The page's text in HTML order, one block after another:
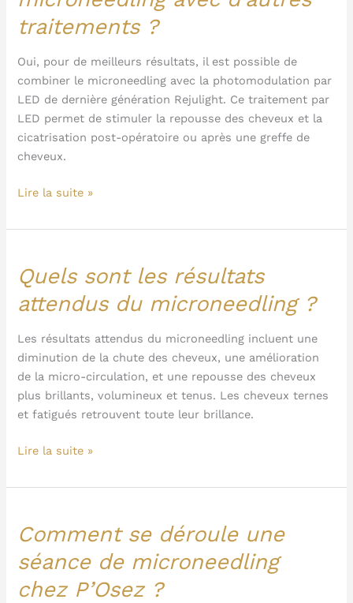
traitements ?
Oui, pour de meilleurs résultats, il est possible de
combiner le microneedling avec la photomodulation par
LED de dernière génération Rejulight. Ce traitement par
LED permet de stimuler la repousse des cheveux et la
cicatrisation post-opératoire ou après une greffe de
cheveux.
combiner
le
avec
d’autres
traitements
?
Lire la suite »
Quels sont les résultats
attendus du microneedling ?
Les résultats attendus du microneedling incluent une
diminution de la chute des cheveux, une amélioration
de la micro-circulation, et une repousse des cheveux
plus brillants, volumineux et tenus. Les cheveux ternes
et fatigués retrouvent toute leur brillance.
Quels
sont
les
attendus
du
microneedling
?
Lire la suite »
Comment se déroule une
séance de microneedling
chez P’Osez ?
Comment
déroule
une